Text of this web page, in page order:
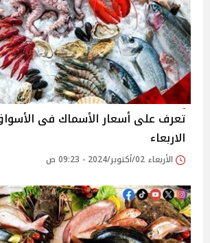
تعرف على أسعار الأسماك فى
الاربعاء
الأربعاء 02/أكتوبر/2024 - 09:23 ص